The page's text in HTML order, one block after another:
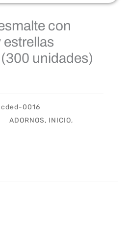
con
estrellas
unidades)
cded-0016
ADORNOS, INICIO,